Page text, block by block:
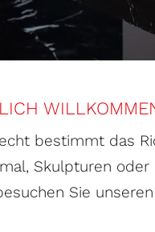
bestimmt das
Skulpturen
Sie